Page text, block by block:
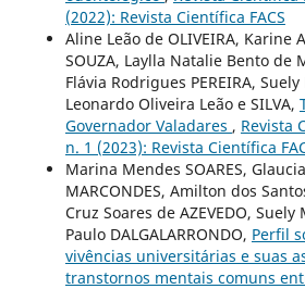
(2022): Revista Científica FACS
Aline Leão de OLIVEIRA, Karine
SOUZA, Laylla Natalie Bento de
Flávia Rodrigues PEREIRA, Suely
Leonardo Oliveira Leão e SILVA,
Governador Valadares , Revista
n. 1 (2023): Revista Científica
Marina Mendes SOARES,
MARCONDES, Amilton dos
Cruz Soares de AZEVEDO, Suely
Paulo DALGALARRONDO, Perfil
vivências universitárias e suas
transtornos mentais comuns